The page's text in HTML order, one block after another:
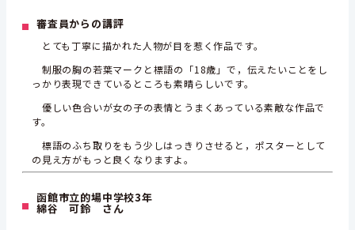
審査員からの講評
とても丁寧に描かれた人物が目を惹く作品です。
制服の胸の若葉マークと標語の「18歳」で，伝えたいことをし
っかり表現できているところも素晴らしいです。
優しい色合いが女の子の表情とうまくあっている素敵な作品で
す。
標語のふち取りをもう少しはっきりさせると，ポスターとして
の見え方がもっと良くなりますよ。
函館市立的場中学校3年
綿谷 可鈴 さん